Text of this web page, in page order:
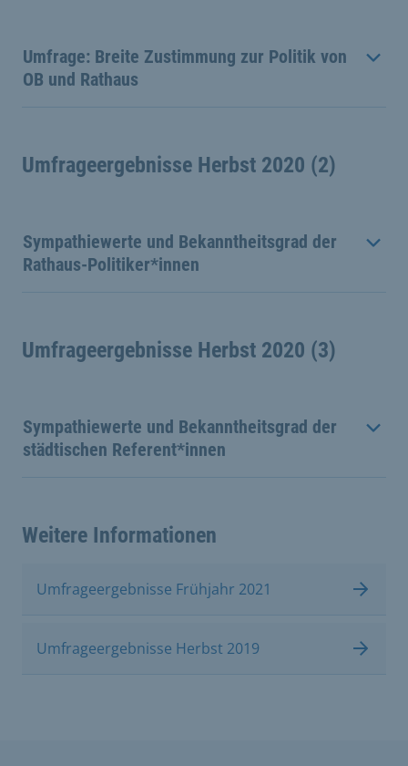
Umfrage: Breite Zustimmung zur Politik von
OB und Rathaus
Umfrageergebnisse Herbst 2020 (2)
Sympathiewerte und Bekanntheitsgrad der
Rathaus-Politiker*innen
Umfrageergebnisse Herbst 2020 (3)
Sympathiewerte und Bekanntheitsgrad der
städtischen Referent*innen
Weitere Informationen
Umfrageergebnisse Frühjahr 2021
Umfrageergebnisse Herbst 2019